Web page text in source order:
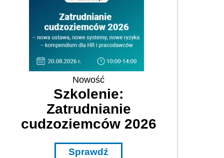
Nowość
Szkolenie:
Zatrudnianie
cudzoziemców 2026
Sprawdź